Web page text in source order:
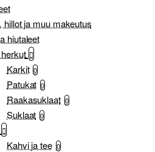
hillot ja muu makeutus
hiutaleet
Karkit 0
Patukat 0
Raakasuklaat 0
Suklaat 0
Kahvi ja tee 0